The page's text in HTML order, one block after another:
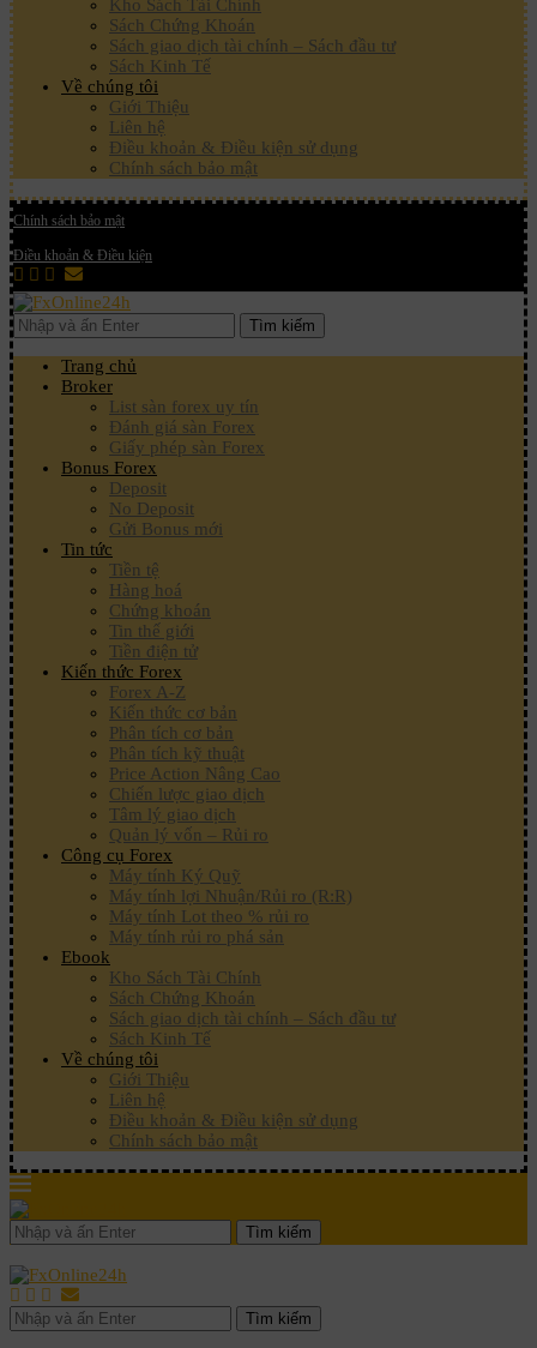
Kho Sách Tài Chính
Sách Chứng Khoán
Sách giao dịch tài chính – Sách đầu tư
Sách Kinh Tế
Về chúng tôi
Giới Thiệu
Liên hệ
Điều khoản & Điều kiện sử dụng
Chính sách bảo mật
Chính sách bảo mật
Điều khoản & Điều kiện
Tìm kiếm
Trang chủ
Broker
List sàn forex uy tín
Đánh giá sàn Forex
Giấy phép sàn Forex
Bonus Forex
Deposit
No Deposit
Gửi Bonus mới
Tin tức
Tiền tệ
Hàng hoá
Chứng khoán
Tin thế giới
Tiền điện tử
Kiến thức Forex
Forex A-Z
Kiến thức cơ bản
Phân tích cơ bản
Phân tích kỹ thuật
Price Action Nâng Cao
Chiến lược giao dịch
Tâm lý giao dịch
Quản lý vốn – Rủi ro
Công cụ Forex
Máy tính Ký Quỹ
Máy tính lợi Nhuận/Rủi ro (R:R)
Máy tính Lot theo % rủi ro
Máy tính rủi ro phá sản
Ebook
Kho Sách Tài Chính
Sách Chứng Khoán
Sách giao dịch tài chính – Sách đầu tư
Sách Kinh Tế
Về chúng tôi
Giới Thiệu
Liên hệ
Điều khoản & Điều kiện sử dụng
Chính sách bảo mật
Tìm kiếm
Tìm kiếm